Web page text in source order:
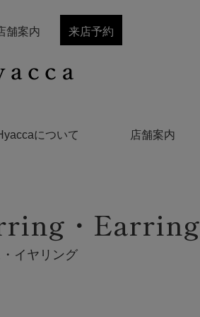
について 店舗案内
舗案内 来店予約
・Earring
イヤリング